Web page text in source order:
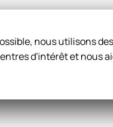
nous utilisons
d'intérêt et nous